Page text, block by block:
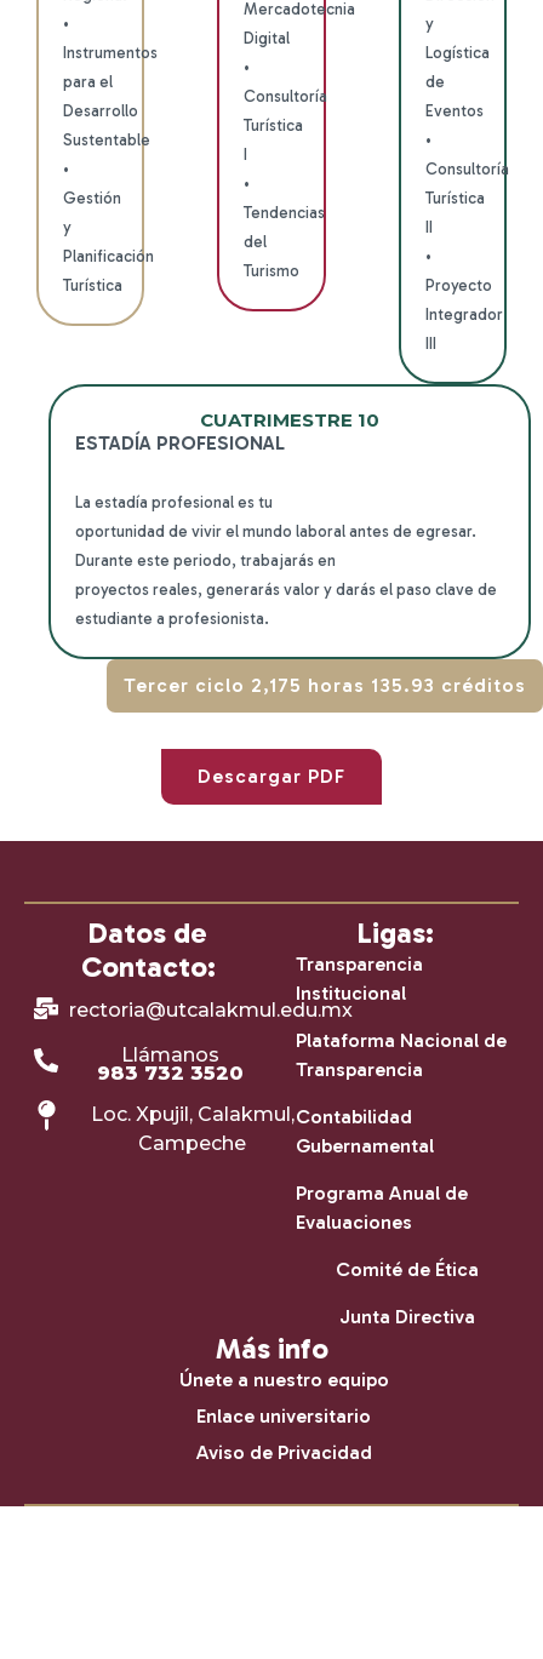
•
Instrumentos
para el
Desarrollo
Sustentable
•
Gestión
y
Planificación
Turística
Mercadotecnia
Digital
•
Consultoría
Turística
I
•
Tendencias
del
Turismo
y
Logística
de
Eventos
•
Consultoría
Turística
II
•
Proyecto
Integrador
III
CUATRIMESTRE 10
ESTADÍA PROFESIONAL
La estadía profesional es tu
oportunidad de vivir el mundo laboral antes de egresar.
Durante este periodo, trabajarás en
proyectos reales, generarás valor ydarás el paso clave de
estudiante a profesionista.
Tercer ciclo 2,175 horas 135.93 créditos
Descargar PDF
Datos de
Contacto:
rectoria@utcalakmul.edu.mx
Llámanos
983 732 3520
Loc. Xpujil, Calakmul,
Campeche
Ligas:
Transparencia
Institucional
Plataforma Nacional de
Transparencia
Contabilidad
Gubernamental
Programa Anual de
Evaluaciones
Comité de Ética
Junta Directiva
Más info
Únete a nuestro equipo
Enlace universitario
Aviso de Privacidad